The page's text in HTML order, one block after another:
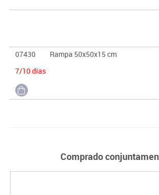
07430
Rampa 50x50x15 cm
7/10 días
Comprado